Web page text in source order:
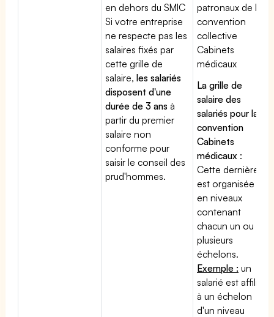
en dehors du SMIC
Si votre entreprise
ne respecte pas les
salaires fixés par
cette grille de
salaire,les salariés
disposent d'une
durée de 3 ans à
partir du premier
salaire non
conforme pour
saisir le conseil des
prud'hommes.
patronaux de la
convention
collective
Cabinets
médicaux
La grille de
salaire des
salariés pour la
convention
Cabinets
médicaux :
Cette dernière
est organisée
en niveaux
contenant
chacun un ou
plusieurs
échelons.
Exemple : un
salarié est affilié
à un échelon
d'un niveau